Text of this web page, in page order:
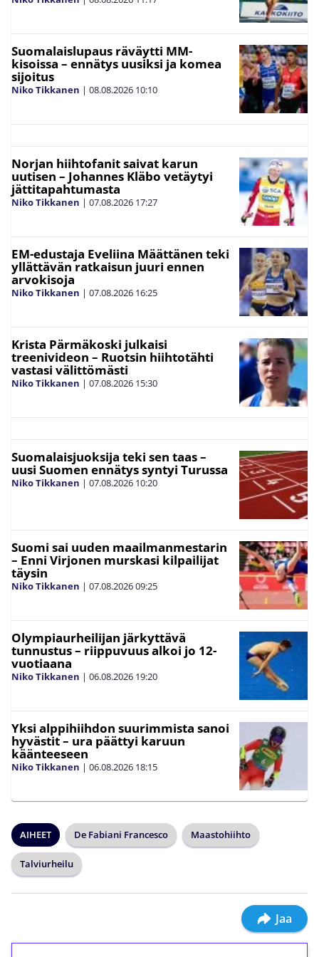
Suomalaislupaus räväytti MM-
kisoissa – ennätys uusiksi ja komea
sijoitus
Niko Tikkanen | 08.08.2026 10:10
Norjan hiihtofanit saivat karun
uutisen – Johannes Kläbo vetäytyi
jättitapahtumasta
Niko Tikkanen | 07.08.2026 17:27
EM-edustaja Eveliina Määttänen teki
yllättävän ratkaisun juuri ennen
arvokisoja
Niko Tikkanen | 07.08.2026 16:25
Krista Pärmäkoski julkaisi
treenivideon – Ruotsin hiihtotähti
vastasi välittömästi
Niko Tikkanen | 07.08.2026 15:30
Suomalaisjuoksija teki sen taas –
uusi Suomen ennätys syntyi Turussa
Niko Tikkanen | 07.08.2026 10:20
Suomi sai uuden maailmanmestarin
– Enni Virjonen murskasi kilpailijat
täysin
Niko Tikkanen | 07.08.202609:25
Olympiaurheilijan järkyttävä
tunnustus – riippuvuus alkoi jo 12-
vuotiaana
Niko Tikkanen | 06.08.2026 19:20
Yksi alppihiihdon suurimmista sanoi
hyvästit – ura päättyi karuun
käänteeseen
Niko Tikkanen | 06.08.2026 18:15
AIHEET De Fabiani Francesco Maastohiihto
Talviurheilu
Jaa